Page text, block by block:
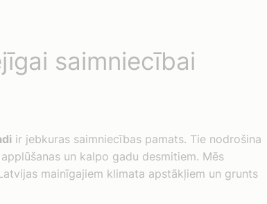
saimniecībai
ir jebkuras saimniecības pamats. Tie nodrošina
un kalpo gadu desmitiem. Mēs
mainīgajiem klimata apstākļiem un grunts